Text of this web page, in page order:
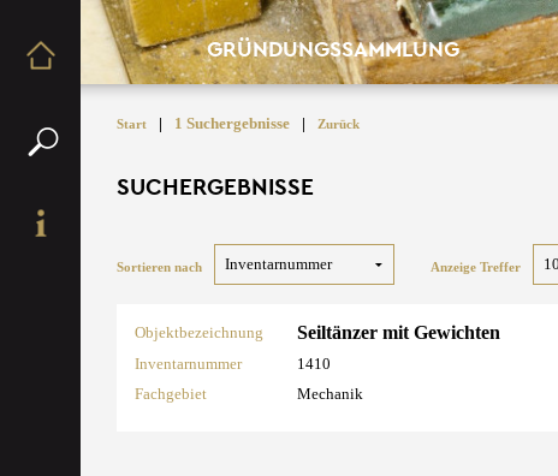
GRÜNDUNGSSAMMLUNG
Start | 1 Suchergebnisse | Zurück
SUCHERGEBNISSE
Sortieren nach Anzeige Treffer
Objektbezeichnung Seiltänzer mit Gewichten
Inventarnummer
1410
Fachgebiet
Mechanik